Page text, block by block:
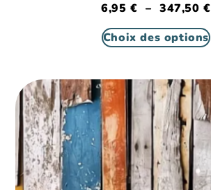
6,95€ – 347,50€
Choix des options